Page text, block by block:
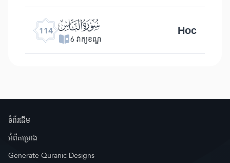
114 ﰟ
6 វាក្យខណ្ឌ Нос
ទំព័រ​ដេីម
អំពី​គម្រោង
Generate Quranic Designs